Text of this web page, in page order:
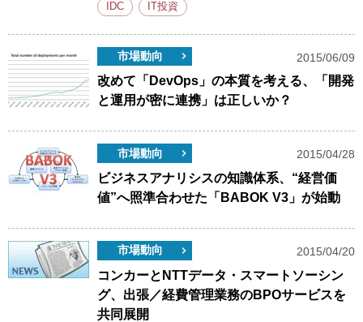
IDC IT投資
市場動向 2015/06/09
改めて「DevOps」の本質を考える、「開発
と運用が密に連携」は正しいか？
市場動向 2015/04/28
ビジネスアナリシスの知識体系、“経営価
値”へ照準合わせた「BABOK V3」が始動
市場動向 2015/04/20
コンカーとNTTデータ・スマートソーシン
グ、出張／経費管理業務のBPOサービスを
共同展開